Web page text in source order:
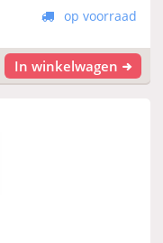
op voorraad
In winkelwagen